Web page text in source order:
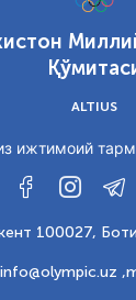
ALTIUS
ижтимоий
100027,
,